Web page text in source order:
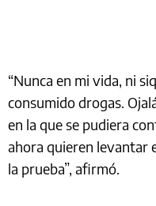
“Nunca en mi vida, ni
consumido drogas.
en la que se pudiera
ahora quieren levantar
la prueba”, afirmó.